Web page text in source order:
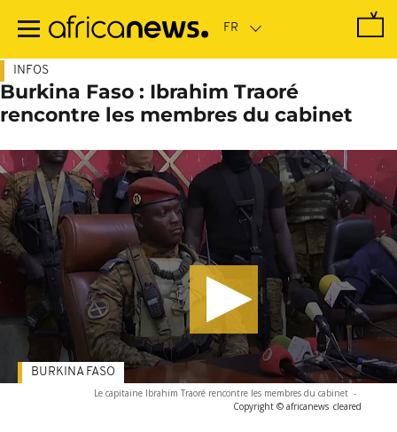
contenu
INFOS
Burkina Faso : Ibrahim Traoré
rencontre les membres du cabinet
Le capitaine Ibrahim Traoré rencontre les membres du cabinet -
Copyright © africanews cleared
BURKINA FASO